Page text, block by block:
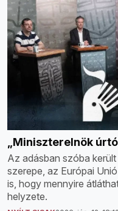
„Miniszterelnök
Az adásban szóba
szerepe, az Európai
is, hogy mennyire
helyzete.